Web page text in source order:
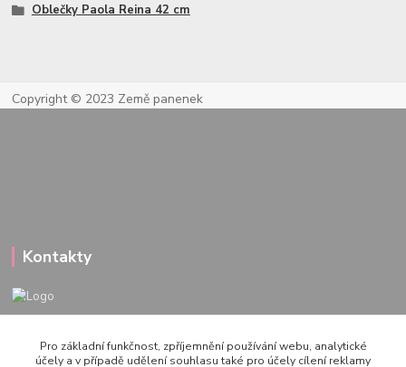
Oblečky Paola Reina 42 cm
Copyright © 2023 Země panenek
Kontakty
PO-PÁ 10-20h., SO+NE 14-20h.
Pro základní funkčnost, zpříjemnění používání webu, analytické
účely a v případě udělení souhlasu také pro účely cílení reklamy